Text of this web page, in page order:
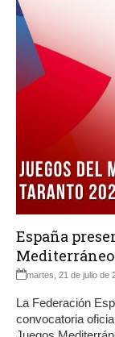
España
martes, 21 de julio de
La Federación
convocatoria